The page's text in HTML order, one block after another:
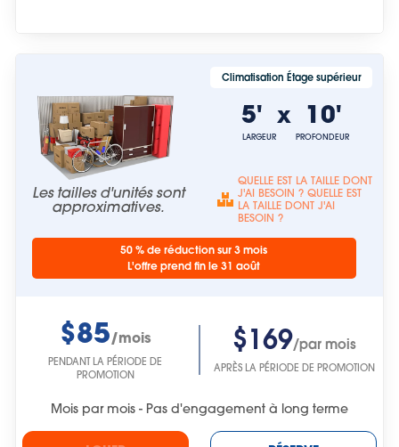
Les tailles d'unités sont
approximatives.
Climatisation Étage supérieur
5'
LARGEUR
x 10'
PROFONDEUR
QUELLE EST LA TAILLE DONT
J'AI BESOIN ? QUELLE EST
LA TAILLE DONT J'AI
BESOIN ?
50 % de réduction sur 3 mois
L'offre prend fin le 31 août
$85/mois
PENDANT LA PÉRIODE DE
PROMOTION
$169/par mois
APRÈS LA PÉRIODE DE PROMOTION
Mois par mois - Pas d'engagement à long terme